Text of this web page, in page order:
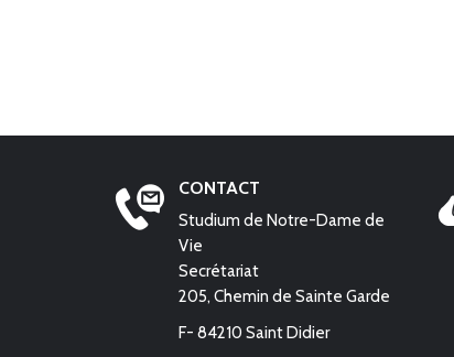
CONTACT
Studium de Notre-Dame de
Vie
Secrétariat
205, Chemin de Sainte Garde
F- 84210 Saint Didier